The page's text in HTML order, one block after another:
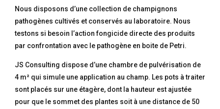
Nous disposons d’une collection de champignons
pathogènes cultivés et conservés au laboratoire. Nous
testons si besoin l’action fongicide directe des produits
par confrontation avec le pathogène en boite de Petri.
JS Consulting dispose d’une chambre de pulvérisation de
4 m² qui simule une application au champ. Les pots à traiter
sont placés sur une étagère, dont la hauteur est ajustée
pour que le sommet des plantes soit à une distance de 50